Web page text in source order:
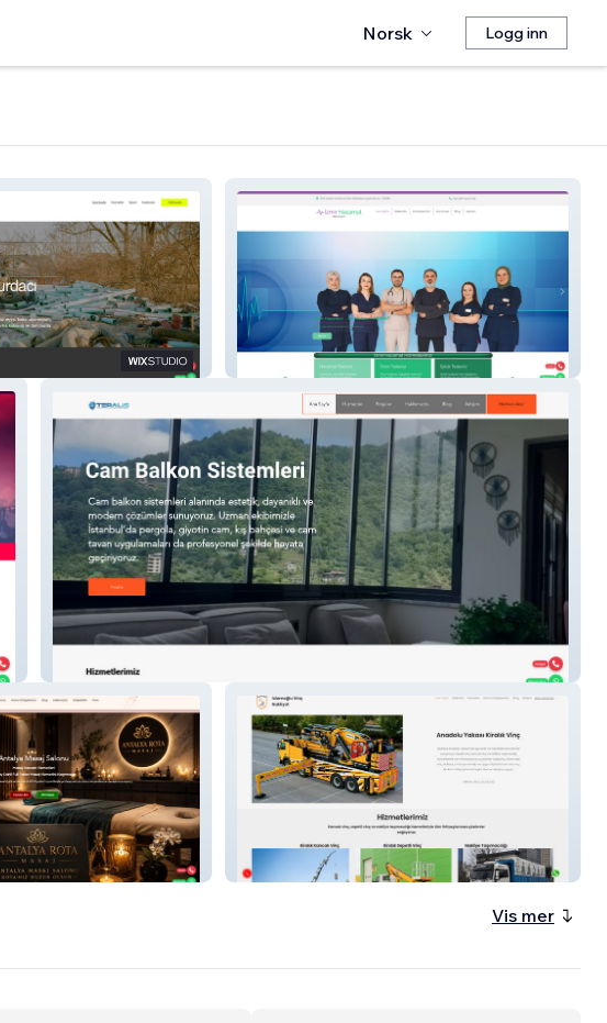
Norsk Logg inn
İzmir Hacamat Merkezi
Avrupa Cam Balkon
İslamoğlu vinç
Vis mer